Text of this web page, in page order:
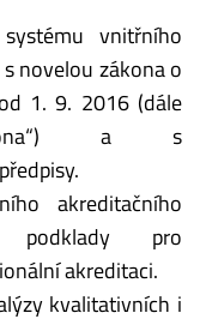
vnitřního
novelou zákona o
1. 9. 2016 (dále
a s
akreditačního
pro
akreditaci.
kvalitativních i